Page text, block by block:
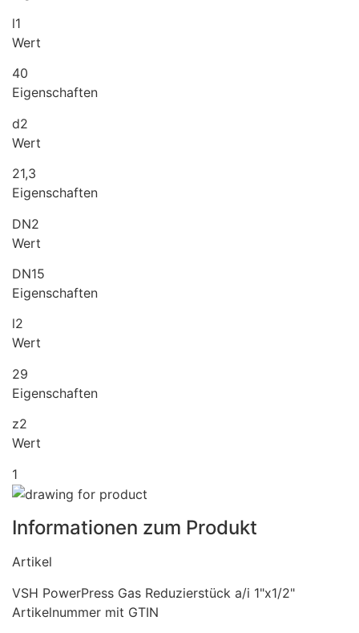
l1
Wert
40
Eigenschaften
d2
Wert
21,3
Eigenschaften
DN2
Wert
DN15
Eigenschaften
l2
Wert
29
Eigenschaften
z2
Wert
1
Informationen zum Produkt
Artikel
VSH PowerPress Gas Reduzierstück a/i 1"x1/2"
Artikelnummer mit GTIN